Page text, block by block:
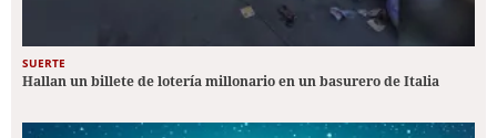
SUERTE
Hallan un billete de lotería millonario en un basurero de Italia